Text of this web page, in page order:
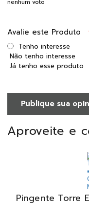
nenhum voto
Avalie este Produto
Tenho interesse
Não tenho interesse
Já tenho esse produto
Publique sua
Aproveite e
Pingente Torre